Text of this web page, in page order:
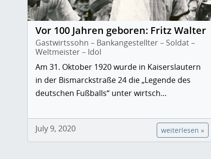
Vor 100 Jahren geboren: Fritz Walter
Gastwirtssohn – Bankangestellter – Soldat –
Weltmeister – Idol
Am 31. Oktober 1920 wurde in Kaiserslautern
in der Bismarckstraße 24 die „Legende des
deutschen Fußballs“ unter wirtsch…
July 9, 2020 weiterlesen »